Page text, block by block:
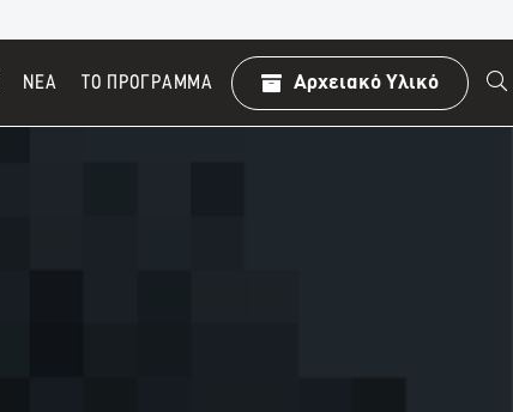
ΝΕΑ TO ΠΡΌΓΡΑΜΜΑ Αρχειακό Υλικό